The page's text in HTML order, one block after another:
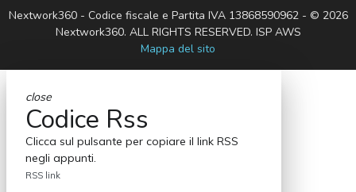
Nextwork360 - Codice fiscale e Partita IVA 13868590962 - © 2026
Nextwork360. ALL RIGHTS RESERVED. ISP AWS
Mappa del sito
close
Codice Rss
Clicca sul pulsante per copiare il link RSS
negli appunti.
RSS link